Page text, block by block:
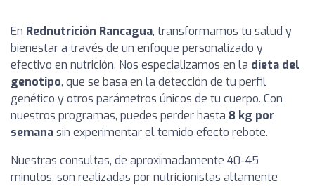
En Rednutrición Rancagua, transformamos tu salud y
bienestar a través de un enfoque personalizado y
efectivo en nutrición. Nos especializamos en la dieta del
genotipo, que se basa en la detección de tu perfil
genético y otros parámetros únicos de tu cuerpo. Con
nuestros programas, puedes perder hasta 8 kg por
semanasin experimentar el temido efecto rebote.
Nuestras consultas, de aproximadamente 40-45
minutos, son realizadas por nutricionistas altamente